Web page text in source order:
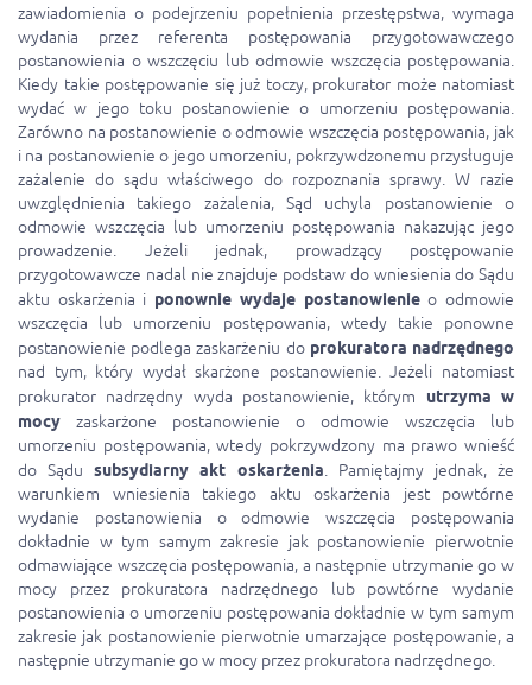
zawiadomienia o podejrzeniu popełnienia przestępstwa, wymaga
wydania przez referenta postępowania przygotowawczego
postanowienia o wszczęciu lub odmowie wszczęcia postępowania.
Kiedy takie postępowanie się już toczy, prokurator może natomiast
wydać w jego toku postanowienie o umorzeniu postępowania.
Zarówno na postanowienie o odmowie wszczęcia postępowania, jak
i na postanowienie o jego umorzeniu, pokrzywdzonemu przysługuje
zażalenie do sądu właściwego do rozpoznania sprawy. W razie
uwzględnienia takiego zażalenia, Sąd uchyla postanowienie o
odmowie wszczęcia lub umorzeniu postępowania nakazując jego
prowadzenie. Jeżeli jednak, prowadzący postępowanie
przygotowawcze nadal nie znajduje podstaw do wniesienia do Sądu
aktu oskarżenia i ponownie wydaje postanowienieo odmowie
wszczęcia lub umorzeniu postępowania, wtedy takie ponowne
postanowienie podlega zaskarżeniu do prokuratora nadrzędnego
nad tym, który wydał skarżone postanowienie. Jeżeli natomiast
prokurator nadrzędny wyda postanowienie, którym
utrzyma w
mocy zaskarżone postanowienie o odmowie wszczęcia lub
umorzeniu postępowania, wtedy pokrzywdzony ma prawo wnieść
do Sądusubsydiarny akt oskarżenia. Pamiętajmy jednak, że
warunkiem wniesienia takiego aktu oskarżenia jest powtórne
wydanie postanowienia o odmowie wszczęcia postępowania
dokładnie w tym samym zakresie jak postanowienie pierwotnie
odmawiające wszczęcia postępowania, a następnie utrzymanie go w
mocy przez prokuratora nadrzędnego lub powtórne wydanie
postanowienia o umorzeniu postępowania dokładnie w tym samym
zakresie jak postanowienie pierwotnie umarzające postępowanie, a
następnie utrzymanie go w mocy przez prokuratora nadrzędnego.